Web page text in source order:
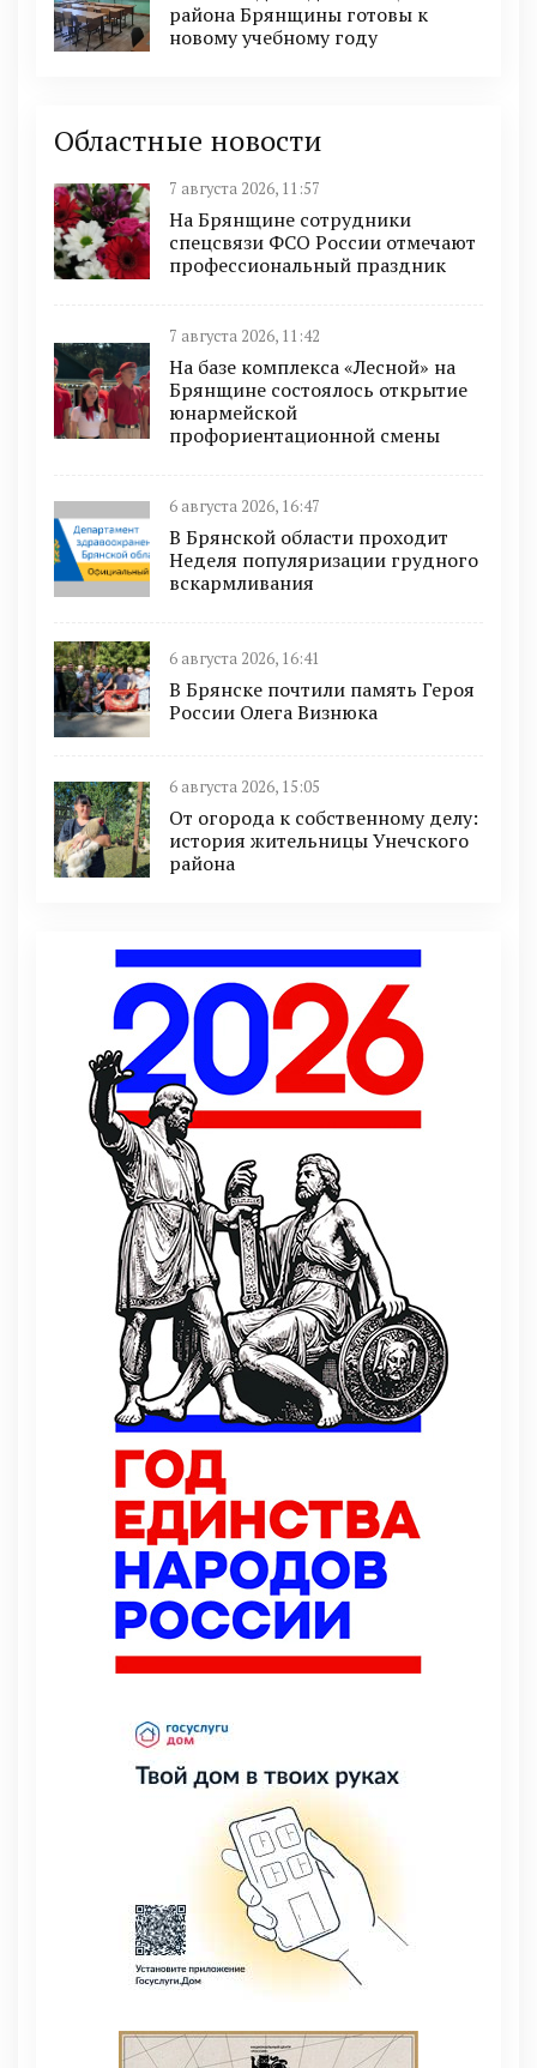
района Брянщины готовы к
новому учебному году
Областные новости
7 августа 2026, 11:57
На Брянщине сотрудники
спецсвязи ФСО России отмечают
профессиональный праздник
7 августа 2026, 11:42
На базе комплекса «Лесной» на
Брянщине состоялось открытие
юнармейской
профориентационной смены
6 августа 2026, 16:47
В Брянской области проходит
Неделя популяризации грудного
вскармливания
6 августа 2026, 16:41
В Брянске почтили память Героя
России Олега Визнюка
6 августа 2026, 15:05
От огорода к собственному делу:
история жительницы Унечского
района